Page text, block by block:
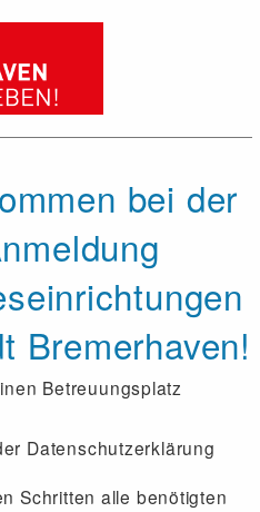
bei der
Bremerhaven!
Betreuungsplatz
Datenschutzerklärung
Schritten alle benötigten